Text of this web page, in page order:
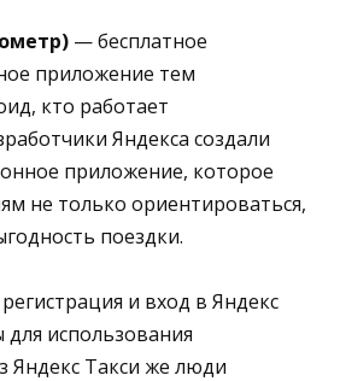
— бесплатное
приложение тем
кто работает
Яндекса создали
приложение, которое
не только ориентироваться,
поездки.
и вход в Яндекс
использования
Яндекс Такси же люди